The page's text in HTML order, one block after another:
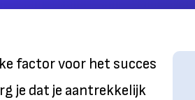
factor voor het succes
je dat je aantrekkelijk